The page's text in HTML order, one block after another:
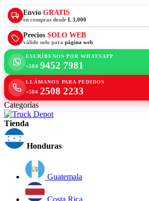
Envío GRATIS
en compras desde L 3,000
Precios SOLO WEB
válido solo para página web
ESCRÍBENOS POR WHATSAPP
+504 9452 7981
LLÁMANOS PARA PEDIDOS
+504 2508 2233
Categorías
Tienda
Honduras
Guatemala
Costa Rica